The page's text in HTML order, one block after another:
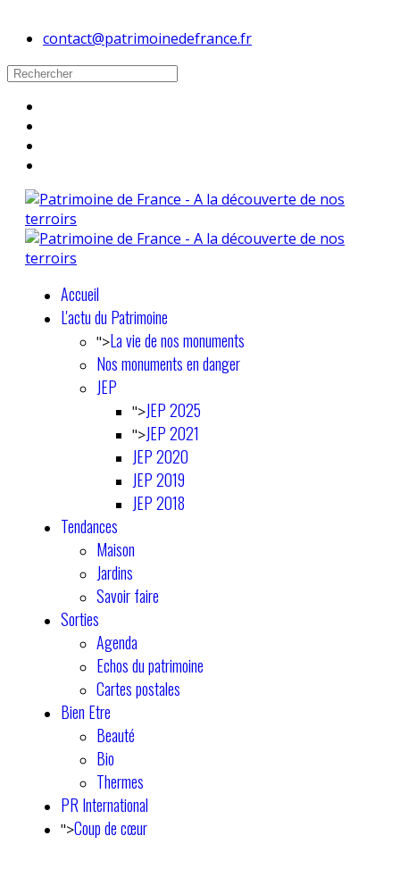
contact@patrimoinedefrance.fr
Accueil
L'actu du Patrimoine
">La vie de nos monuments
Nos monuments en danger
JEP
">JEP 2025
">JEP 2021
JEP 2020
JEP 2019
JEP 2018
Tendances
Maison
Jardins
Savoir faire
Sorties
Agenda
Echos du patrimoine
Cartes postales
Bien Etre
Beauté
Bio
Thermes
PR International
">Coup de cœur